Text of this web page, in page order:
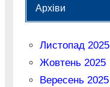
Архіви
Листопад 2025
Жовтень 2025
Вересень 2025